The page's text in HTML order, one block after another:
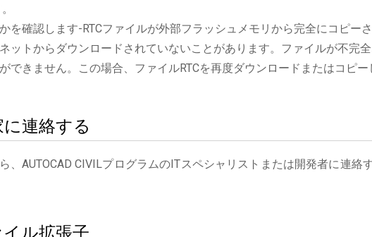
。
を確認します-RTCファイルが外部フラッシュメモリから完全にコピー
ットからダウンロードされていないことがあります。ファイルが不完
できません。この場合、ファイルRTCを再度ダウンロードまたはコピー
連絡する
、AUTOCAD CIVILプログラムのITスペシャリストまたは開発者に連絡
ル拡張子